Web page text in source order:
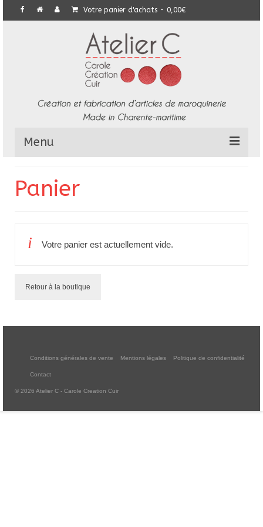
Votre panier d'achats - 0,00€
Menu
Collection
E-Boutique
Panier
Votre panier est actuellement vide.
Retour à la boutique
Conditions générales de vente Mentions légales Politique de confidentialité
Contact
© 2026 Atelier C - Carole Creation Cuir